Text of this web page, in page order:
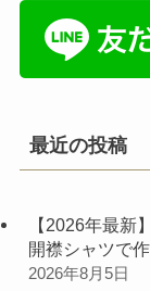
最近の投稿
【2026年最新
開襟シャツで
2026年8月5日